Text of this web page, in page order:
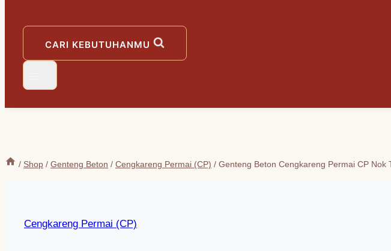
CARI KEBUTUHANMU
/ Shop / Genteng Beton / Cengkareng Permai (CP) / Genteng Beton Cengkareng Permai CP Nok
Cengkareng Permai (CP)